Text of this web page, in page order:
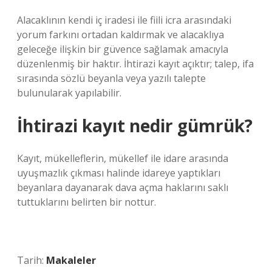
Alacaklının kendi iç iradesi ile fiili icra arasındaki
yorum farkını ortadan kaldırmak ve alacaklıya
geleceğe ilişkin bir güvence sağlamak amacıyla
düzenlenmiş bir haktır. İhtirazi kayıt açıktır; talep, ifa
sırasında sözlü beyanla veya yazılı talepte
bulunularak yapılabilir.
İhtirazi kayıt nedir gümrük?
Kayıt, mükelleflerin, mükellef ile idare arasında
uyuşmazlık çıkması halinde idareye yaptıkları
beyanlara dayanarak dava açma haklarını saklı
tuttuklarını belirten bir nottur.
Tarih: Makaleler